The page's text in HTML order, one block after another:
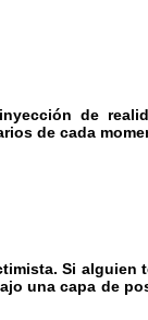
de
de cada
Si alguien
una capa de